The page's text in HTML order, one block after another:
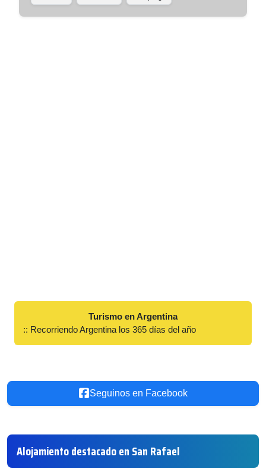
Turismo en Argentina
:: Recorriendo Argentina los 365 días del año
Seguinos en Facebook
Alojamiento destacado en San Rafael